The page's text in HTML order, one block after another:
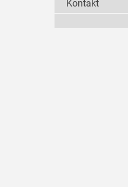
Kontakt